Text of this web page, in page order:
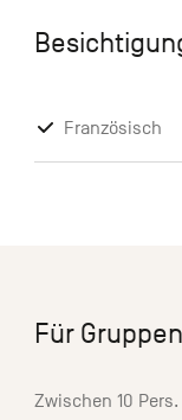
Französisch
Für Gruppen
Zwischen 10